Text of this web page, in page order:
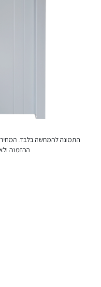
התמונה להמחשה בלבד. המחיר
ההזמנה